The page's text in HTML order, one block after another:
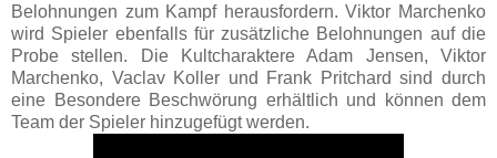
Belohnungen zum Kampf herausfordern. Viktor Marchenko
wird Spieler ebenfalls für zusätzliche Belohnungen auf die
Probe stellen. Die Kultcharaktere Adam Jensen, Viktor
Marchenko, Vaclav Koller und Frank Pritchard sind durch
eine Besondere Beschwörung erhältlich und können dem
Team der Spieler hinzugefügt werden.